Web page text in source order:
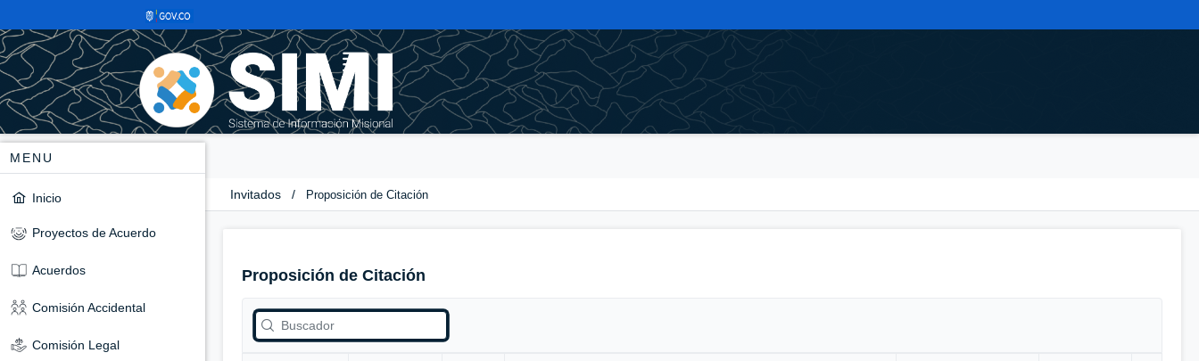
MENU
Inicio
Proyectos de Acuerdo
Acuerdos
Comisión Accidental
Comisión Legal
Invitados / Proposición de Citación
Proposición de Citación